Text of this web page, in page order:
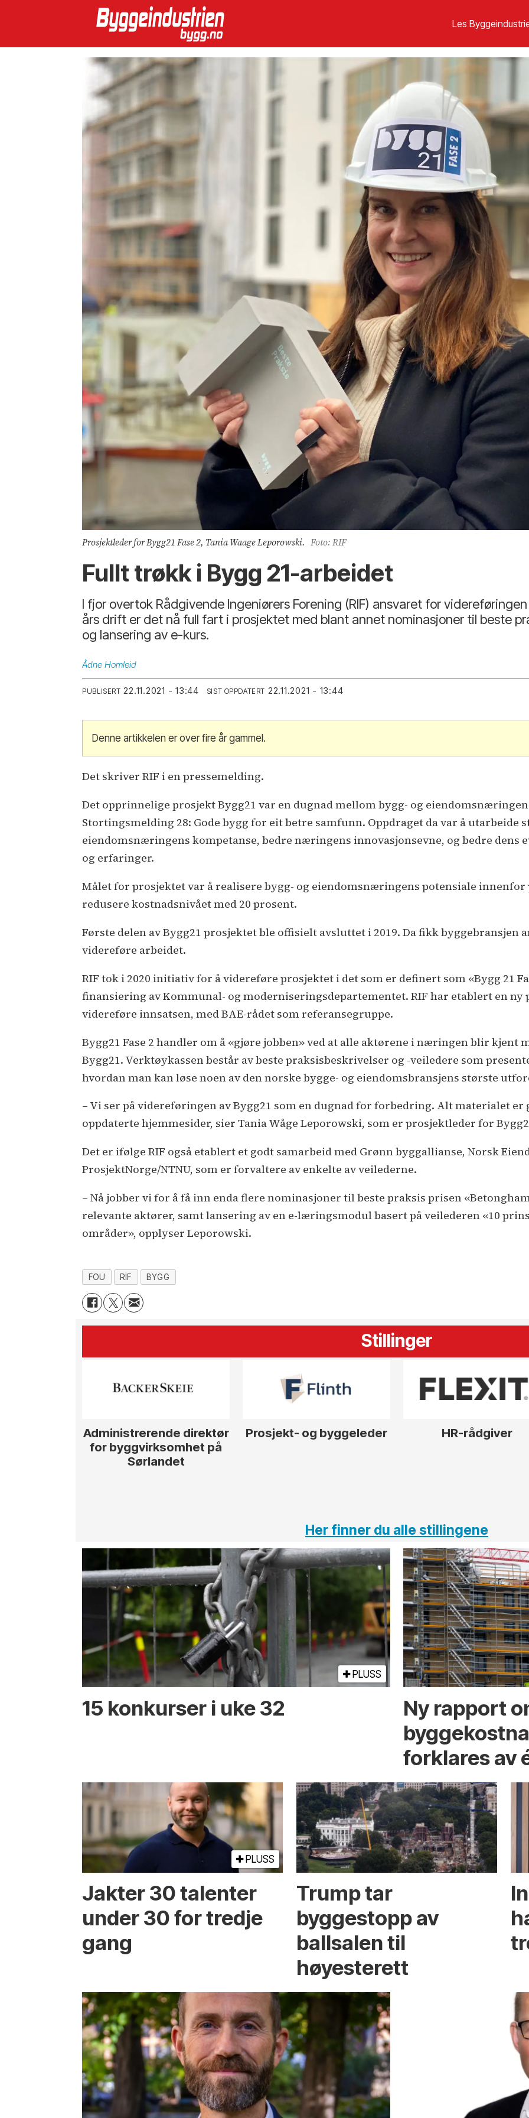
Les
Prosjektleder for Bygg21 Fase 2, Tania Waage Leporowski. Foto: RIF
Fullt trøkk i Bygg 21-arbeidet
I fjor overtok Rådgivende Ingeniørers Forening (RIF) ansvaret for
års drift er det nå full fart i prosjektet med blant annet nominasjoner til beste
og lansering av e-kurs.
Ådne Homleid
PUBLISERT 22.11.2021 - 13:44 SIST OPPDATERT 22.11.2021 - 13:44
Denne artikkelen er over fire år gammel.
Det skriver RIF i en pressemelding.
Det opprinnelige prosjekt Bygg21 var en dugnad mellom bygg- og
Stortingsmelding 28: Gode bygg for eit betre samfunn. Oppdraget da var å utarbeide
eiendomsnæringens kompetanse, bedre næringens innovasjonsevne, og bedre dens
og erfaringer.
Målet for prosjektet var å realisere bygg- og eiendomsnæringens potensiale
redusere kostnadsnivået med 20 prosent.
Første delen av Bygg21 prosjektet ble offisielt avsluttet i 2019. Da fikk byggebransjen
videreføre arbeidet.
RIF tok i 2020 initiativ for å videreføre prosjektet i det som er definert som «Bygg 21
finansiering av Kommunal- og moderniseringsdepartementet. RIF har etablert en
videreføre innsatsen, med BAE-rådet som referansegruppe.
Bygg21 Fase 2 handler om å «gjøre jobben» ved at alle aktørene i næringen blir kjent
Bygg21. Verktøykassen består av beste praksisbeskrivelser og -veiledere som
hvordan man kan løse noen av den norske bygge- og eiendomsbransjens største
– Vi ser på videreføringen av Bygg21 som en dugnad for forbedring. Alt materialet er
oppdaterte hjemmesider, sier Tania Wåge Leporowski, som er prosjektleder for
Det er ifølge RIF også etablert et godt samarbeid med Grønn byggallianse, Norsk
ProsjektNorge/NTNU, som er forvaltere av enkelte av veilederne.
– Nå jobber vi for å få inn enda flere nominasjoner til beste praksis prisen
relevante aktører, samt lansering av en e-læringsmodul basert på veilederen «10
områder», opplyser Leporowski.
FOU RIF BYGG
Stillinger
Administrerende direktør
for byggvirksomhet på
Sørlandet
Prosjekt- og byggeleder HR-rådgiver
Her finner du alle stillingene
PLUSS
15 konkurser i uke 32
Ny rapport
forklares av
PLUSS
Jakter 30 talenter
under 30 for tredje
gang
Trump tar
byggestopp av
ballsalen til
høyesterett